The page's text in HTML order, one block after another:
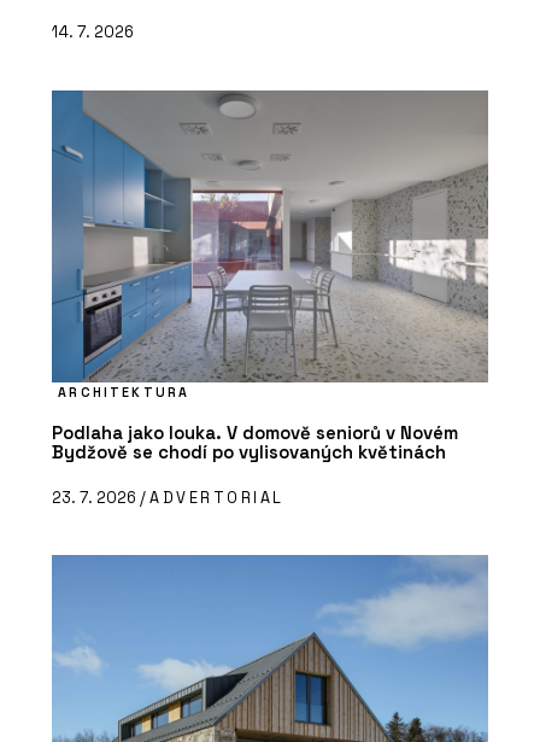
14. 7. 2026
ARCHITEKTURA
Podlaha jako louka. V domově seniorů v Novém
Bydžově se chodí po vylisovaných květinách
23. 7. 2026 /ADVERTORIAL